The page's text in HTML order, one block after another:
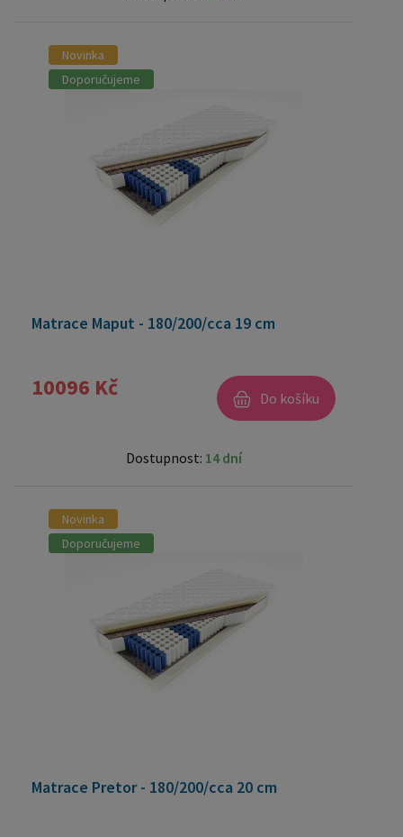
Novinka
Doporučujeme
Matrace Maput - 180/200/cca 19 cm
10096 Kč Do košíku
Dostupnost: 14 dní
Novinka
Doporučujeme
Matrace Pretor - 180/200/cca 20 cm